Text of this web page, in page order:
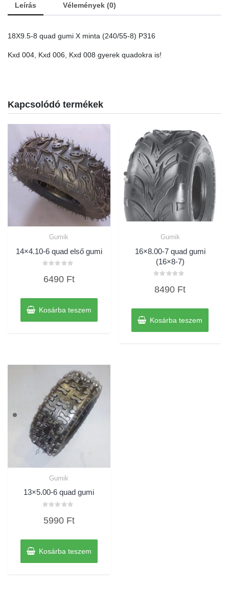
Leírás Vélemények (0)
18X9.5-8 quad gumi X minta (240/55-8) P316
Kxd 004, Kxd 006, Kxd 008 gyerek quadokra is!
Kapcsolódó termékek
Gumik
14×4.10-6 quad első gumi
0
6490 Ft
Kosárba teszem
Gumik
16×8.00-7 quad gumi
(16×8-7)
0
8490 Ft
Kosárba teszem
Gumik
13×5.00-6 quad gumi
0
5990 Ft
Kosárba teszem